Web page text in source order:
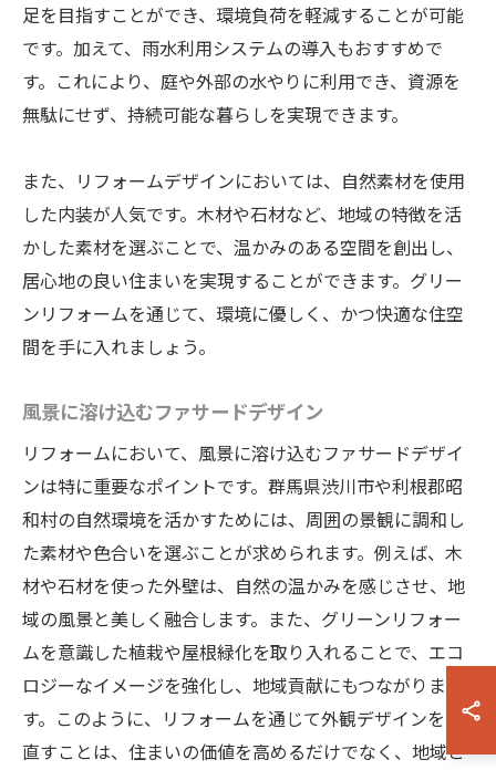
足を目指すことができ、環境負荷を軽減することが可能
です。加えて、雨水利用システムの導入もおすすめで
す。これにより、庭や外部の水やりに利用でき、資源を
無駄にせず、持続可能な暮らしを実現できます。
また、リフォームデザインにおいては、自然素材を使用
した内装が人気です。木材や石材など、地域の特徴を活
かした素材を選ぶことで、温かみのある空間を創出し、
居心地の良い住まいを実現することができます。グリー
ンリフォームを通じて、環境に優しく、かつ快適な住空
間を手に入れましょう。
風景に溶け込むファサードデザイン
リフォームにおいて、風景に溶け込むファサードデザイ
ンは特に重要なポイントです。群馬県渋川市や利根郡昭
和村の自然環境を活かすためには、周囲の景観に調和し
た素材や色合いを選ぶことが求められます。例えば、木
材や石材を使った外壁は、自然の温かみを感じさせ、地
域の風景と美しく融合します。また、グリーンリフォー
ムを意識した植栽や屋根緑化を取り入れることで、エコ
ロジーなイメージを強化し、地域貢献にもつながりま
す。このように、リフォームを通じて外観デザインを見
直すことは、住まいの価値を高めるだけでなく、地域と